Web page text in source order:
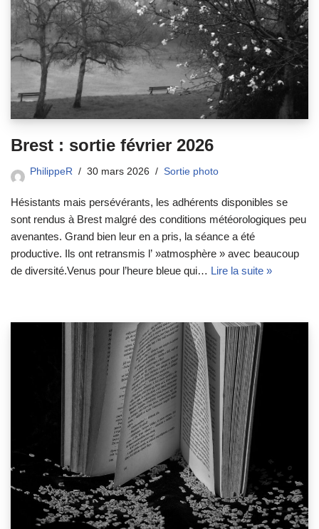
Brest : sortie février 2026
PhilippeR 30 mars 2026 Sortie photo
Hésistants mais persévérants, les adhérents disponibles se
sont rendus à Brest malgré des conditions météorologiques peu
avenantes. Grand bien leur en a pris, la séance a été
productive. Ils ont retransmis l’ »atmosphère » avec beaucoup
de diversité.Venus pour l’heure bleue qui… Lire la suite »